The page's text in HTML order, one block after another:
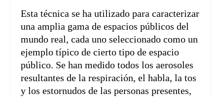
Esta técnica se ha utilizado para caracterizar
una amplia gama de espacios públicos del
mundo real, cada uno seleccionado como un
ejemplo típico de cierto tipo de espacio
público. Se han medido todos los aerosoles
resultantes de la respiración, el habla, la tos
y los estornudos de las personas presentes,